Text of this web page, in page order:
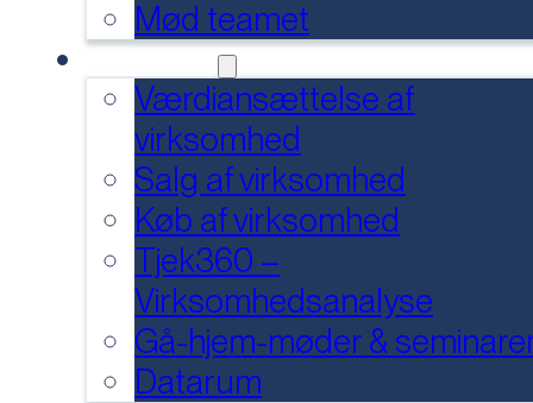
Mød teamet
Værdiansættelse af
virksomhed
Salg af virksomhed
Køb af virksomhed
Tjek360 –
Virksomhedsanalyse
Gå-hjem-møder &
Datarum